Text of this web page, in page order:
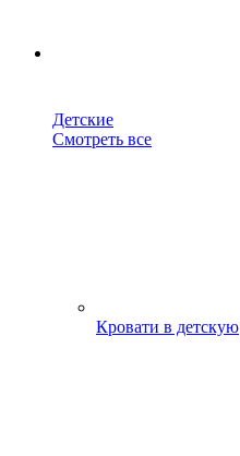
Детские
Смотреть все
Кровати в детскую